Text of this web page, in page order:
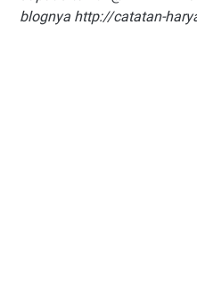
blognya http://catatan-